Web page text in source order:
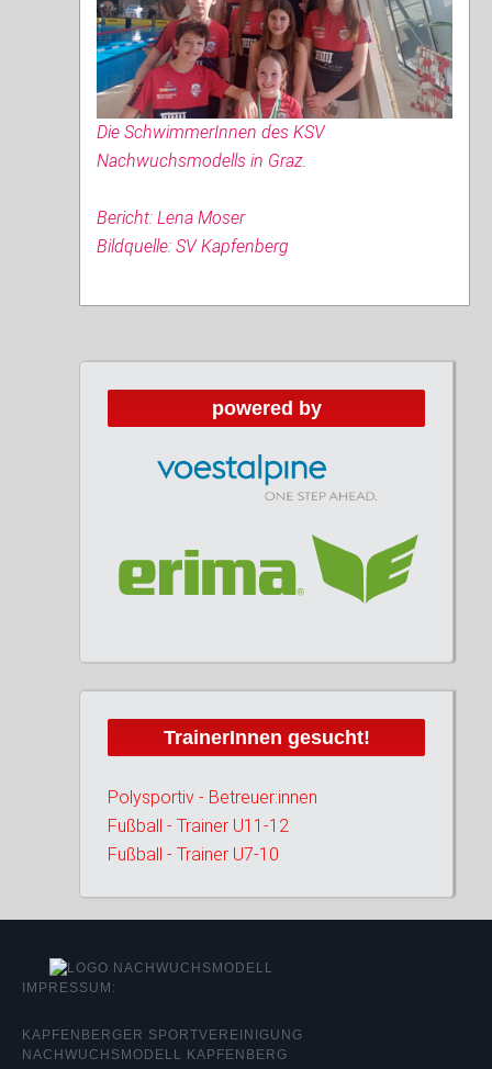
Die SchwimmerInnen des KSV
Nachwuchsmodells in Graz.
Bericht: Lena Moser
Bildquelle: SV Kapfenberg
powered by
TrainerInnen gesucht!
Polysportiv - Betreuer:innen
Fußball - Trainer U11-12
Fußball - Trainer U7-10
IMPRESSUM:
KAPFENBERGER SPORTVEREINIGUNG
NACHWUCHSMODELL KAPFENBERG